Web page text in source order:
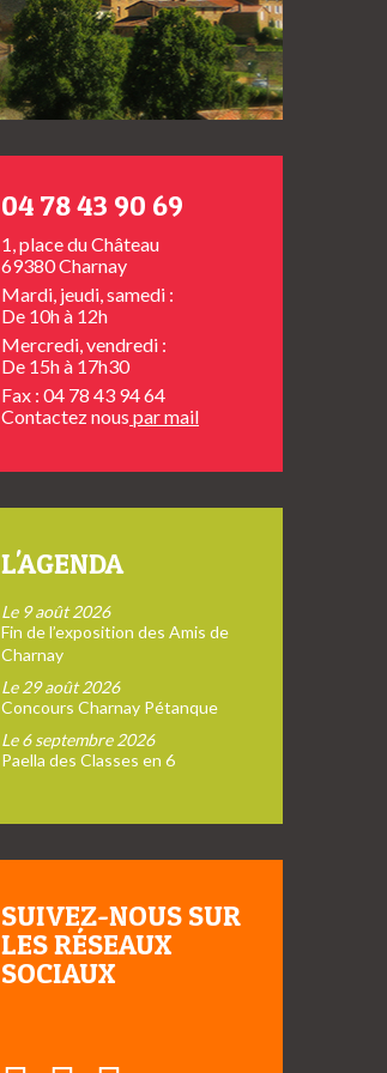
04 78 43 90 69
1, place du Château
69380 Charnay
Mardi, jeudi, samedi :
De 10h à 12h
Mercredi, vendredi :
De 15h à 17h30
Fax : 04 78 43 94 64
Contactez nous par mail
L'AGENDA
Le 9 août 2026
Fin de l’exposition des Amis de
Charnay
Le 29 août 2026
Concours Charnay Pétanque
Le 6 septembre 2026
Paella des Classes en 6
SUIVEZ-NOUS SUR
LES RÉSEAUX
SOCIAUX